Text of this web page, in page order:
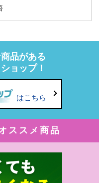
品がある
ョップ！
はこちら
ススメ商品